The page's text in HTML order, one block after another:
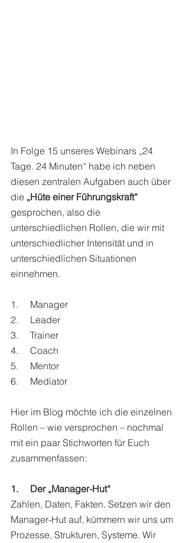
In Folge 15 unseres Webinars „24
Tage. 24 Minuten“ habe ich neben
diesen zentralen Aufgaben auch über
die „Hüte einer Führungskraft“
gesprochen, also die
unterschiedlichen Rollen, die wir mit
unterschiedlicher Intensität und in
unterschiedlichen Situationen
einnehmen.
1.     Manager
2.     Leader
3.     Trainer
4.     Coach
5.     Mentor
6.     Mediator
Hier im Blog möchte ich die einzelnen
Rollen – wie versprochen – nochmal
mit ein paar Stichworten für Euch
zusammenfassen:
1.     Der „Manager-Hut“
Zahlen, Daten, Fakten. Setzen wir den
Manager-Hut auf, kümmern wir uns um
Prozesse, Strukturen, Systeme. Wir